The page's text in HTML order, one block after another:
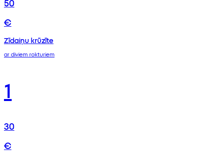
50
€
Zīdaiņu krūzīte
ar diviem rokturiem
1
30
€